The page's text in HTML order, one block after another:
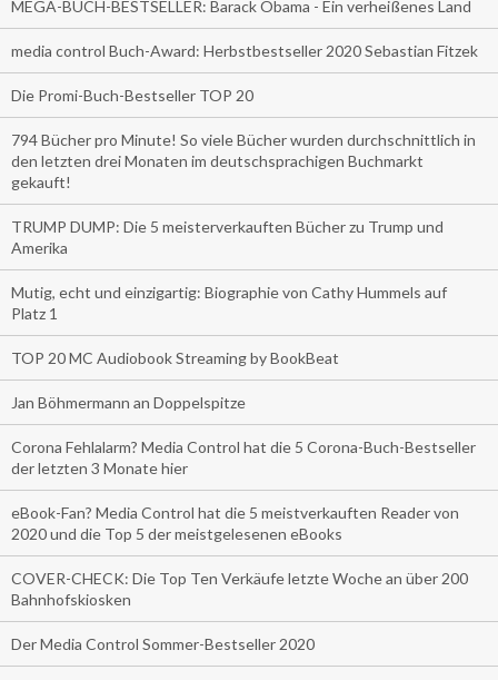
MEGA-BUCH-BESTSELLER: Barack Obama - Ein verheißenes Land
media control Buch-Award: Herbstbestseller 2020 Sebastian Fitzek
Die Promi-Buch-Bestseller TOP 20
794 Bücher pro Minute! So viele Bücher wurden durchschnittlich in
den letzten drei Monaten im deutschsprachigen Buchmarkt
gekauft!
TRUMP DUMP: Die 5 meisterverkauften Bücher zu Trump und
Amerika
Mutig, echt und einzigartig: Biographie von Cathy Hummels auf
Platz 1
TOP 20 MC Audiobook Streaming by BookBeat
Jan Böhmermann an Doppelspitze
Corona Fehlalarm? Media Control hat die 5 Corona-Buch-Bestseller
der letzten 3 Monate hier
eBook-Fan? Media Control hat die 5 meistverkauften Reader von
2020 und die Top 5 der meistgelesenen eBooks
COVER-CHECK: Die Top Ten Verkäufe letzte Woche an über 200
Bahnhofskiosken
Der Media Control Sommer-Bestseller 2020